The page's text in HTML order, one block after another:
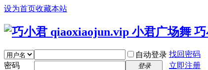
设为首页收藏本站
自动登录 找回密码
密码
登录
立即注册